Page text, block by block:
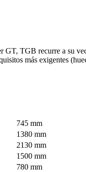
GT, TGB recurre a su
más exigentes
745 mm
1380 mm
2130 mm
1500 mm
780 mm